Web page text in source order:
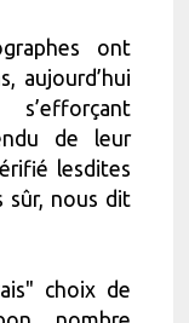
ont
aujourd’hui
de leur
lesdites
sûr, nous dit
choix de